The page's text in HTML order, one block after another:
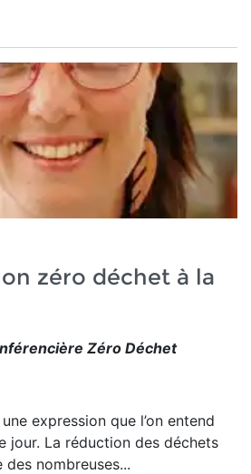
zéro déchet à la
Zéro Déchet
expression que l’on entend
jour. La réduction des déchets
nombreuses...